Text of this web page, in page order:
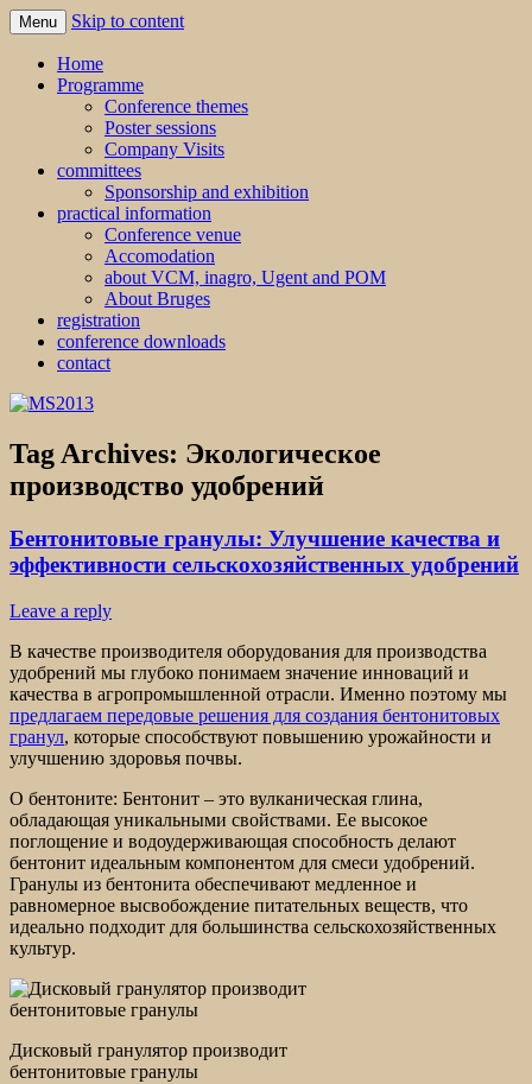
MS2013
Menu Skip to content
Home
Programme
Conference themes
Poster sessions
Company Visits
committees
Sponsorship and exhibition
practical information
Conference venue
Accomodation
about VCM, inagro, Ugent and POM
About Bruges
registration
conference downloads
contact
Tag Archives: Экологическое
производство удобрений
Бентонитовые гранулы: Улучшение качества и
эффективности сельскохозяйственных удобрений
Leave a reply
В качестве производителя оборудования для производства
удобрений мы глубоко понимаем значение инноваций и
качества в агропромышленной отрасли. Именно поэтому мы
предлагаем передовые решения для создания бентонитовых
гранул, которые способствуют повышению урожайности и
улучшению здоровья почвы.
О бентоните: Бентонит – это вулканическая глина,
обладающая уникальными свойствами. Ее высокое
поглощение и водоудерживающая способность делают
бентонит идеальным компонентом для смеси удобрений.
Гранулы из бентонита обеспечивают медленное и
равномерное высвобождение питательных веществ, что
идеально подходит для большинства сельскохозяйственных
культур.
Дисковый гранулятор производит
бентонитовые гранулы